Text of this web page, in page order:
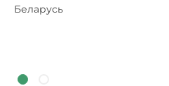
Беларусь